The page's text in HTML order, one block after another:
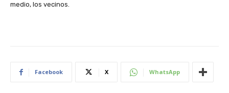
medio, los vecinos.
Facebook X WhatsApp